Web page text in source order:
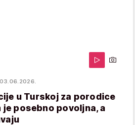
03.06.2026.
u Turskoj za porodice
je posebno povoljna, a